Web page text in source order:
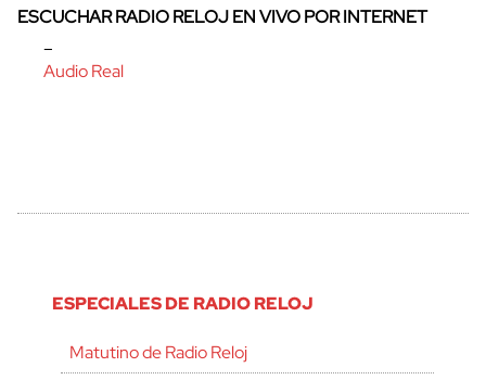
cerrar
ESCUCHAR RADIO RELOJ EN VIVO POR INTERNET
–
Audio Real
ESPECIALES DE RADIO RELOJ
Matutino de Radio Reloj